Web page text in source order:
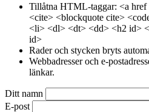
Tillåtna HTML-taggar: <a
<cite> <blockquote cite>
<li> <dl> <dt> <dd> <h2 id>
id>
Rader och stycken bryts
Webbadresser och e-
länkar.
Ditt namn
E-post